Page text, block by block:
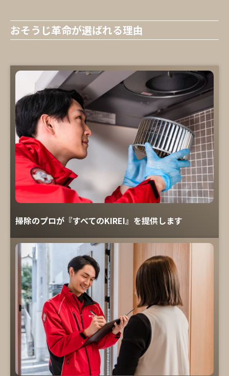
おそうじ革命が選ばれる理由
掃除のプロが『すべてのKIREI』を提供します